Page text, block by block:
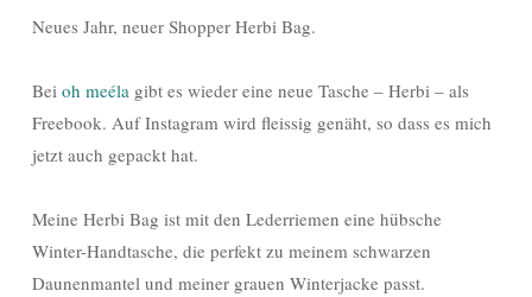
Neues Jahr, neuer Shopper Herbi Bag.
Bei oh meéla gibt es wieder eine neue Tasche – Herbi – als
Freebook. Auf Instagram wird fleissig genäht, so dass es mich
jetzt auch gepackt hat.
Meine Herbi Bag ist mit den Lederriemen eine hübsche
Winter-Handtasche, die perfekt zu meinem schwarzen
Daunenmantel und meiner grauen Winterjacke passt.